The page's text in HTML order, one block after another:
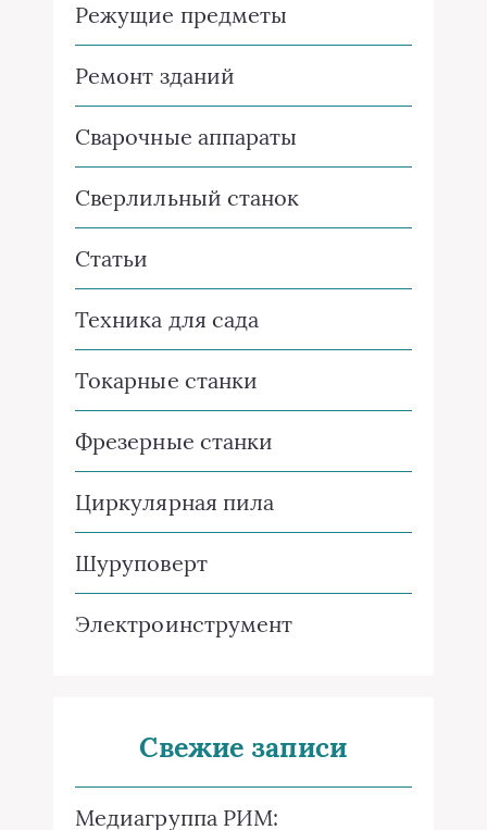
Режущие предметы
Ремонт зданий
Сварочные аппараты
Сверлильный станок
Статьи
Техника для сада
Токарные станки
Фрезерные станки
Циркулярная пила
Шуруповерт
Электроинструмент
Свежие записи
Медиагруппа РИМ: